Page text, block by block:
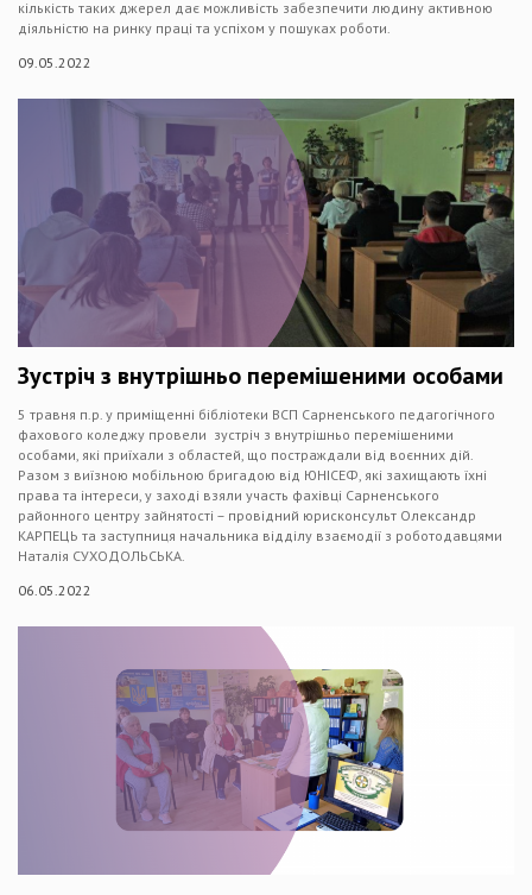
кількість таких джерел дає можливість забезпечити людину активною
діяльністю на ринку праці та успіхом у пошуках роботи.
09.05.2022
Зустріч з внутрішньо перемішеними особами
5 травня п.р. у приміщенні бібліотеки ВСП Сарненського педагогічного
фахового коледжу провели зустріч з внутрішньо перемішеними
особами, які приїхали з областей, що постраждали від воєнних дій.
Разом з виїзною мобільною бригадою від ЮНІСЕФ, які захищають їхні
права та інтереси, у заході взяли участь фахівці Сарненського
районного центру зайнятості – провідний юрисконсульт Олександр
КАРПЕЦЬ та заступниця начальника відділу взаємодії з роботодавцями
Наталія СУХОДОЛЬСЬКА.
06.05.2022